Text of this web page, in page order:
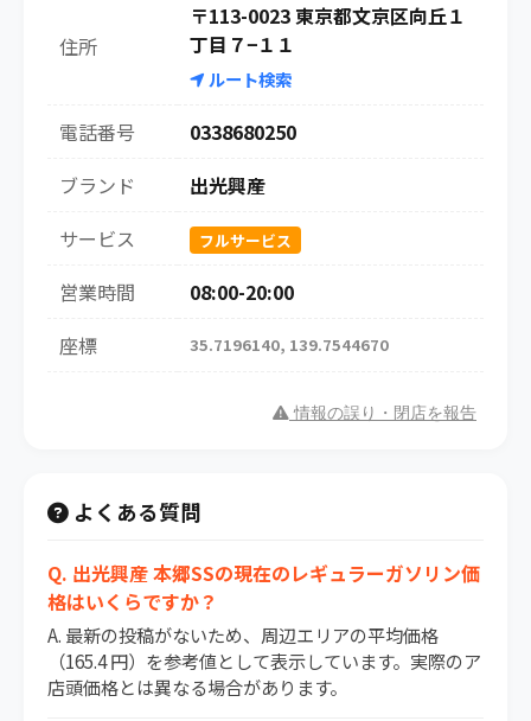
住所
〒113-0023 東京都文京区向丘１
丁目７−１１
ルート検索
電話番号
0338680250
ブランド
出光興産
サービス
フルサービス
営業時間
08:00-20:00
座標
35.7196140, 139.7544670
情報の誤り・閉店を報告
よくある質問
Q. 出光興産 本郷SSの現在のレギュラーガソリン価
格はいくらですか？
A. 最新の投稿がないため、周辺エリアの平均価格
（165.4 円）を参考値として表示しています。実際のア
店頭価格とは異なる場合があります。